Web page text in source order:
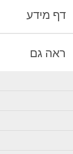
דף מידע
ראה גם